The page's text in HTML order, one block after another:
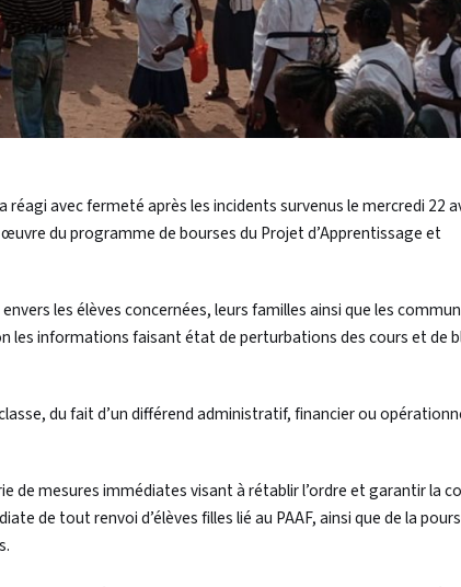
avec fermeté après les incidents survenus le mercredi 22
du programme de bourses du Projet d’Apprentissage et
les élèves concernées, leurs familles ainsi que les
les informations faisant état de perturbations des cours et de
du fait d’un différend administratif, financier ou
de mesures immédiates visant à rétablir l’ordre et garantir la
de tout renvoi d’élèves filles lié au PAAF, ainsi que de la